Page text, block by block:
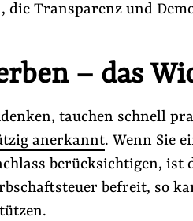
der Digitalkonzerne
die Transparenz und
– das
tauchen schnell
anerkannt. Wenn Sie
berücksichtigen, ist
befreit, so